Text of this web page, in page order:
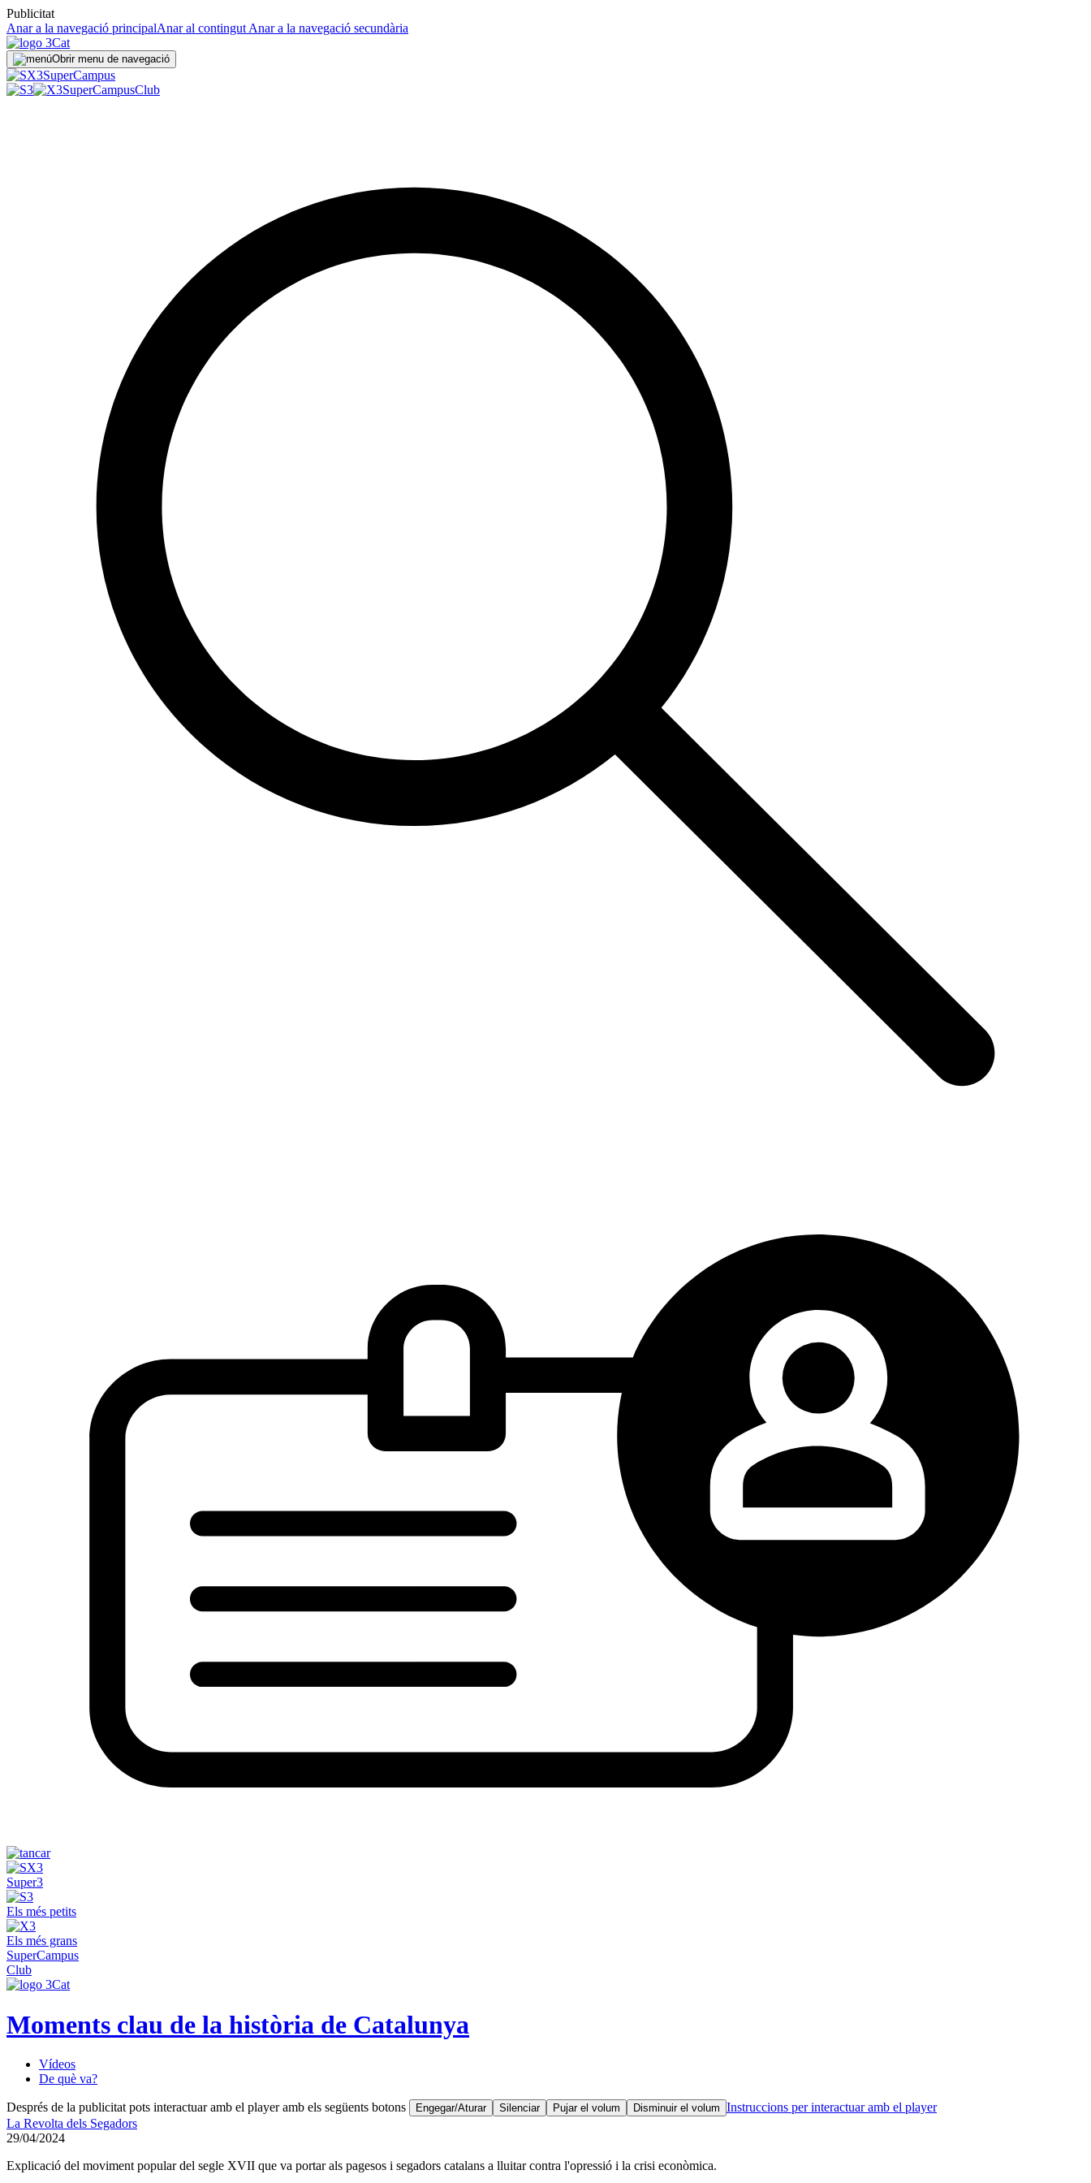
Publicitat
Anar a la navegació principalAnar al contingut Anar a la navegació secundària
Obrir menu de navegació
SuperCampus
SuperCampusClub
Super3
Els més petits
Els més grans
SuperCampus
Club
Moments clau de la història de Catalunya
Vídeos
De què va?
Després de la publicitat pots interactuar amb el player amb els següents botons Engegar/Aturar Silenciar Pujar el volum Disminuir el volum Instruccions per interactuar amb el player
La Revolta dels Segadors
29/04/2024
Explicació del moviment popular del segle XVII que va portar als pagesos i segadors catalans a lluitar contra l'opressió i la crisi econòmica.